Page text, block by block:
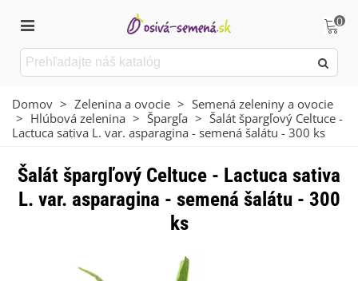
0
Domov > Zelenina a ovocie > Semená zeleniny a ovocie
> Hlúbová zelenina > Špargľa > Šalát špargľový Celtuce -
Lactuca sativa L. var. asparagina - semená šalátu - 300 ks
Šalát špargľový Celtuce - Lactuca sativa
L. var. asparagina - semená šalátu - 300
ks